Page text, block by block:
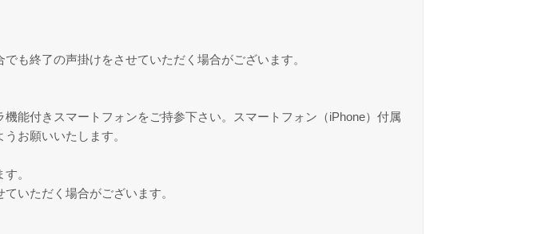
も終了の声掛けをさせていただく場合がございます。
能付きスマートフォンをご持参下さい。スマートフォン（iPhone）付属
お願いいたします。
。
いただく場合がございます。